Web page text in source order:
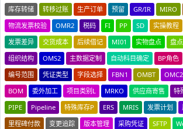
库存转储
转移过账 生产订单 预留 GR/IR MIRO
物流发票校验
OMR2 税码 FI PP SD 实操教程
发票差异
交货成本 后续借记 MI01 实物盘点 盘
组织结构
OMS2 主数据定制 自动科目确定 BP角色
编号范围
凭证类型 字段选择 FBN1 OMBT OMC2
BOM
委外加工 项目类别L MRKO 供应商寄售 特
PIPE
Pipeline 特殊库存P ERS MRIS 发票计划
里程碑付款
变更追踪 版本管理 采购凭证 SFTP